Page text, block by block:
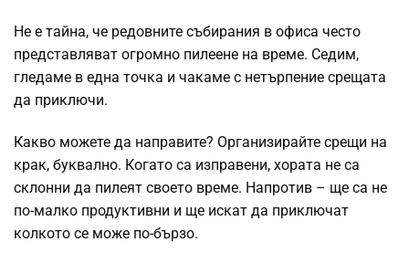
Не е тайна, че редовните събирания в офиса често
представляват огромно пилеене на време. Седим,
гледаме в една точка и чакаме с нетърпение срещата
да приключи.
Какво можете да направите? Организирайте срещи на
крак, буквално. Когато са изправени, хората не са
склонни да пилеят своето време. Напротив – ще са не
по-малко продуктивни и ще искат да приключат
колкото се може по-бързо.